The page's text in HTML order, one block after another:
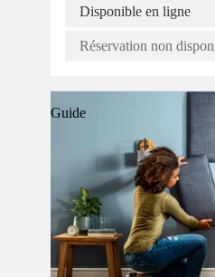
Disponible en ligne
Réservation non
Guide